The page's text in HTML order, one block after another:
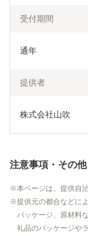
受付期間
通年
提供者
株式会社山吹
注意事項・その他
本ページは、提供自
提供元の都合などに
パッケージ、原材料
礼品のパッケージや